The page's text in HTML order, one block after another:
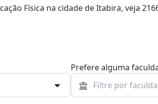
Física na cidade de Itabira, veja
Prefere alguma